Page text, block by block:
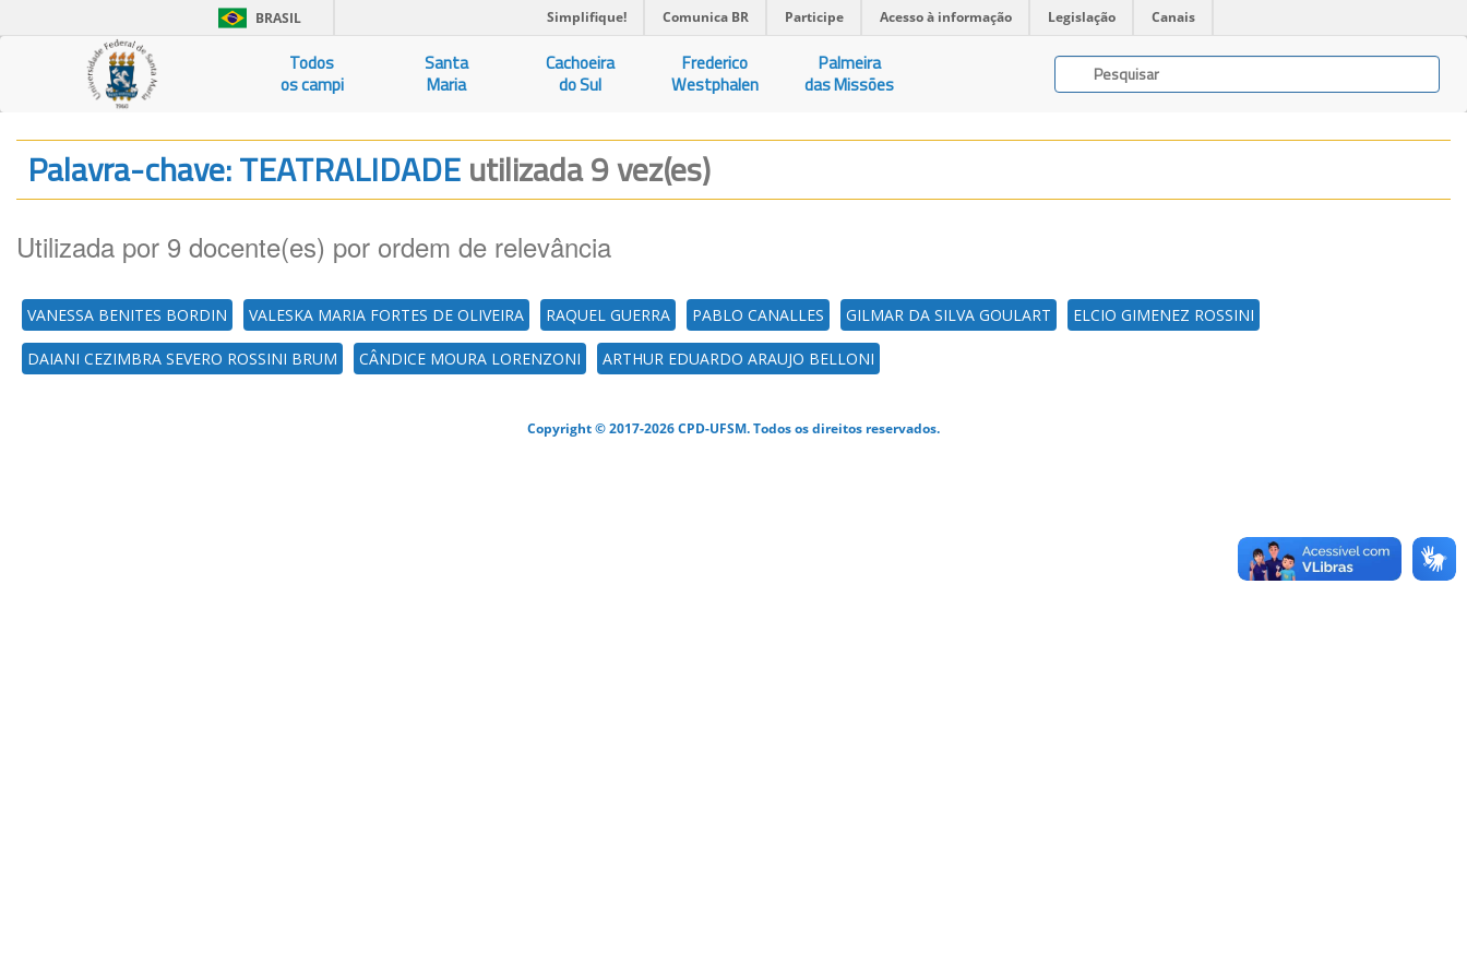
BRASIL Simplifique! Comunica BR Participe Acesso à informação Legislação Canais
Todos
os campi
Santa
Maria
Cachoeira
do Sul
Frederico
Westphalen
Palmeira
das Missões
Palavra-chave: TEATRALIDADEutilizada 9 vez(es)
Utilizada por 9 docente(es) por ordem de relevância
VANESSA BENITES BORDIN VALESKA MARIA FORTES DE OLIVEIRA RAQUEL GUERRA PABLO CANALLES GILMAR DA SILVA GOULART ELCIO GIMENEZ ROSSINI
DAIANI CEZIMBRA SEVERO ROSSINI BRUM CÂNDICE MOURA LORENZONI ARTHUR EDUARDO ARAUJO BELLONI
Copyright © 2017-2026 CPD-UFSM. Todos os direitos reservados.